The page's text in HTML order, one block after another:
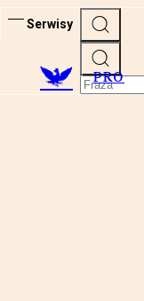
Serwisy
PRO